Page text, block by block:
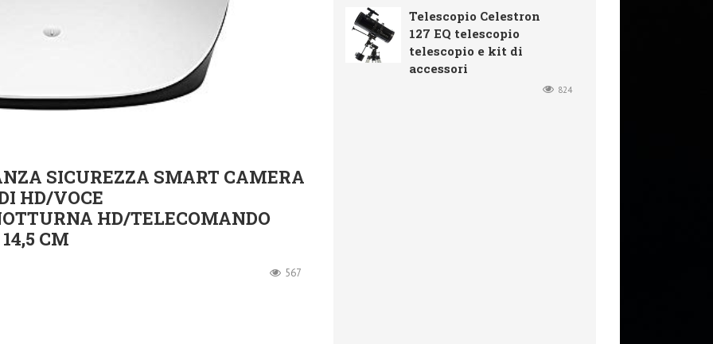
SICUREZZA SMART CAMERA
HD/VOCE
HD/TELECOMANDO
CM
567
Telescopio Celestron
127 EQ telescopio
telescopio e kit di
accessori
824